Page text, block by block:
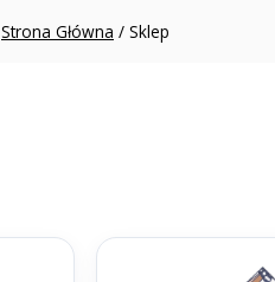
Strona Główna / Sklep